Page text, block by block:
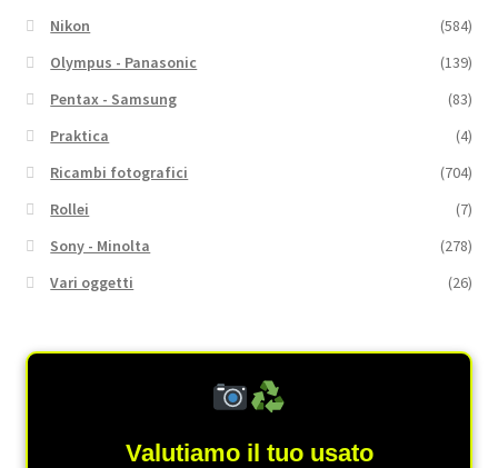
Nikon
(584)
Olympus - Panasonic
(139)
Pentax - Samsung
(83)
Praktica
(4)
Ricambi fotografici
(704)
Rollei
(7)
Sony - Minolta
(278)
Vari oggetti
(26)
Valutiamo il tuo usato